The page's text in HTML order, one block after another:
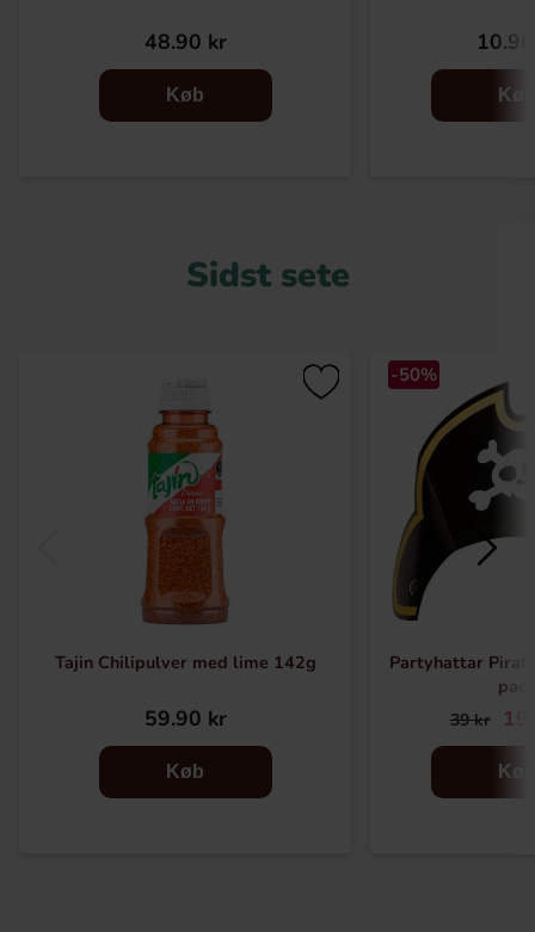
48.90 kr
Køb Køb
Sidst sete
Tajin Chilipulver med lime 142g
59.90 kr
Køb
-50%
Partyhattar Pirat
pack
39 kr
Køb